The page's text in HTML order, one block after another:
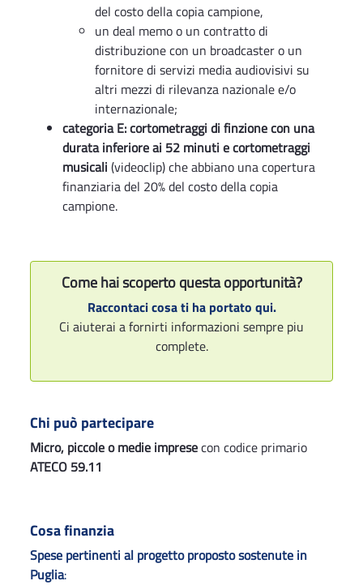
del costo della copia campione,
un deal memo o un contratto di
distribuzione con un broadcaster o un
fornitore di servizi media audiovisivi su
altri mezzi di rilevanza nazionale e/o
internazionale;
categoria E: cortometraggi di finzione con una
durata inferiore ai 52 minuti e cortometraggi
musicali (videoclip) che abbiano una copertura
finanziaria del 20% del costo della copia
campione.
Come hai scoperto questa opportunità?
Raccontaci cosa ti ha portato qui.
Ci aiuterai a fornirti informazioni sempre piu
complete.
Chi può partecipare
Micro, piccole o medie impresecon codice primario
ATECO 59.11
Cosa finanzia
Spese pertinenti al progetto proposto sostenute in
Puglia: